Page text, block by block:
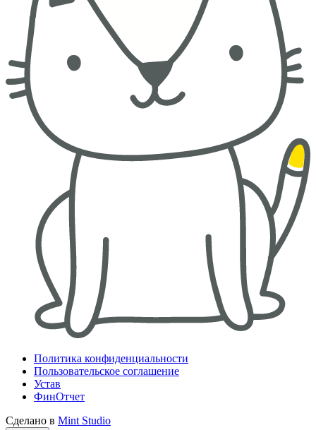
Политика конфиденциальности
Пользовательское соглашение
Устав
ФинОтчет
Сделано в Mint Studio